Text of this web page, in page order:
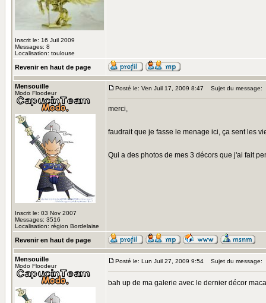
Inscrit le: 16 Juil 2009
Messages: 8
Localisation: toulouse
Revenir en haut de page
Mensouille
Modo Floodeur
Inscrit le: 03 Nov 2007
Messages: 3516
Localisation: région Bordelaise
Posté le: Ven Juil 17, 2009 8:47 Sujet du message:
merci,
faudrait que je fasse le menage ici, ça sent les
Qui a des photos de mes 3 décors que j'ai fait
Revenir en haut de page
Mensouille
Modo Floodeur
Posté le: Lun Juil 27, 2009 9:54 Sujet du message:
bah up de ma galerie avec le dernier décor